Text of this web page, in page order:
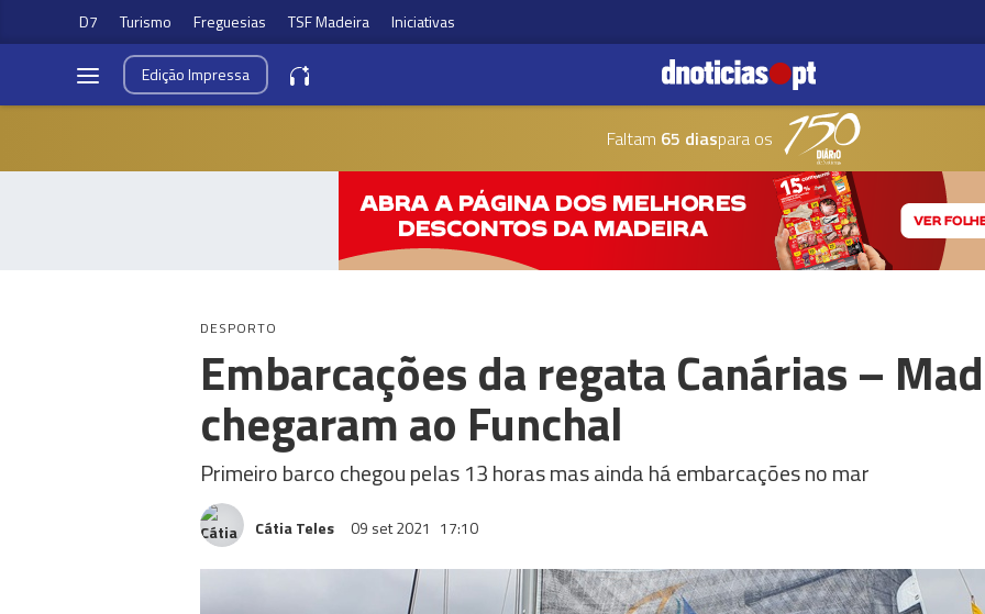
D7 Turismo Freguesias TSF Madeira Iniciativas
EdiçãoImpressa
Faltam 65 diaspara os
DESPORTO
Embarcações da regata Canárias –
chegaram ao Funchal
Primeiro barco chegou pelas 13 horas mas ainda há embarcações no mar
Cátia Teles 09 set 2021 17:10